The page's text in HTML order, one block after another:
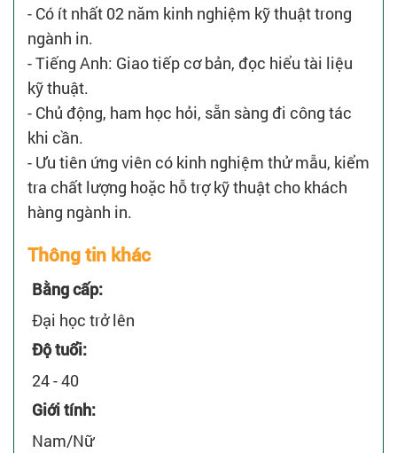
- Có ít nhất 02 năm kinh nghiệm kỹ thuật trong
ngành in.
- Tiếng Anh: Giao tiếp cơ bản, đọc hiểu tài liệu
kỹ thuật.
- Chủ động, ham học hỏi, sẵn sàng đi công tác
khi cần.
- Ưu tiên ứng viên có kinh nghiệm thử mẫu, kiểm
tra chất lượng hoặc hỗ trợ kỹ thuật cho khách
hàng ngành in.
Thông tin khác
Bằng cấp:
Đại học trở lên
Độ tuổi:
24 - 40
Giới tính:
Nam/Nữ